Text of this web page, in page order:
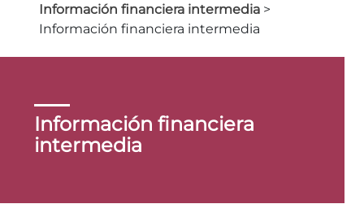
Información financiera intermedia >
Información financiera intermedia
Información financiera
intermedia